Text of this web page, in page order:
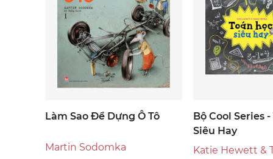
Làm Sao Để Dựng Ô Tô
Martin Sodomka
Bộ Cool Series
Siêu Hay
Katie Hewett &